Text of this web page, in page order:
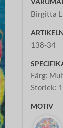
Birgitta
138-34
Färg:
Storlek:
MOTIV